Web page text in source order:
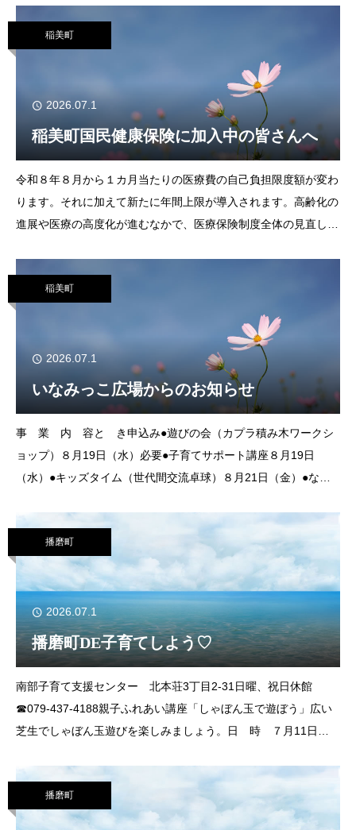
稲美町
2026.07.1
稲美町国民健康保険に加入中の皆さんへ
令和８年８月から１カ月当たりの医療費の自己負担限度額が変わ
ります。それに加えて新たに年間上限が導入されます。高齢化の
進展や医療の高度化が進むなかで、医療保険制度全体の見直しが
稲美町
2026.07.1
いなみっこ広場からのお知らせ
事 業 内 容と き申込み●遊びの会（カプラ積み木ワークシ
ョップ）８月19日（水）必要●子育てサポート講座８月19日
（水）●キッズタイム（世代間交流卓球）８月21日（金）●なか
播磨町
2026.07.1
播磨町DE子育てしよう♡
南部子育て支援センター 北本荘3丁目2-31日曜、祝日休館
☎079‐437‐4188親子ふれあい講座「しゃぼん玉で遊ぼう」広い
芝生でしゃぼん玉遊びを楽しみましょう。日 時 ７月11日
ンター対
播磨町